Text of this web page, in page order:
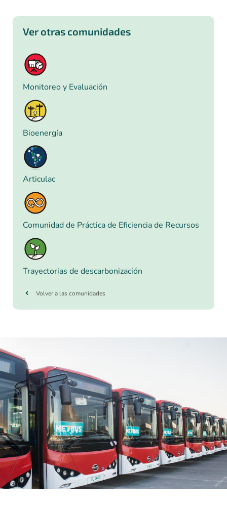
Ver otras comunidades
Monitoreo y Evaluación
Bioenergía
Articulac
Comunidad de Práctica de Eficiencia de Recursos
Trayectorias de descarbonización
Volver a las comunidades